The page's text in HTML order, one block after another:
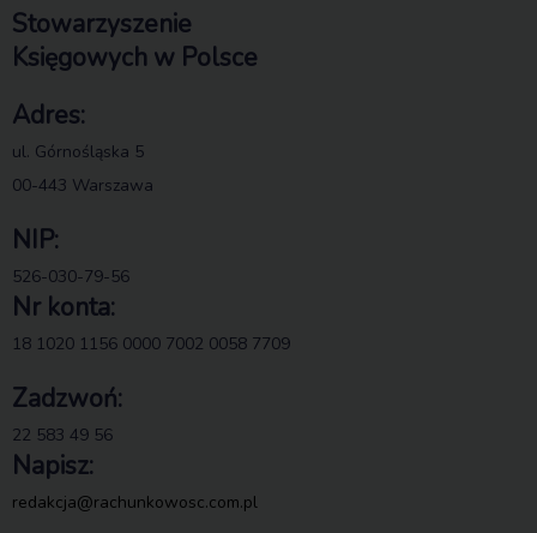
Stowarzyszenie
Księgowych w Polsce
Adres:
ul. Górnośląska 5
00-443 Warszawa
NIP:
526-030-79-56
Nr konta:
18 1020 1156 0000 7002 0058 7709
Zadzwoń:
22 583 49 56
Napisz:
redakcja@rachunkowosc.com.pl